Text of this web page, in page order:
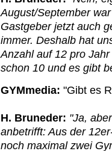
August/September
Gastgeber jetzt auch
immer. Deshalb hat
Anzahl auf 12 pro
schon 10 und es gibt
GYMmedia: "Gibt es
H. Bruneder: "Ja,
anbetrifft: Aus der
noch maximal zwei